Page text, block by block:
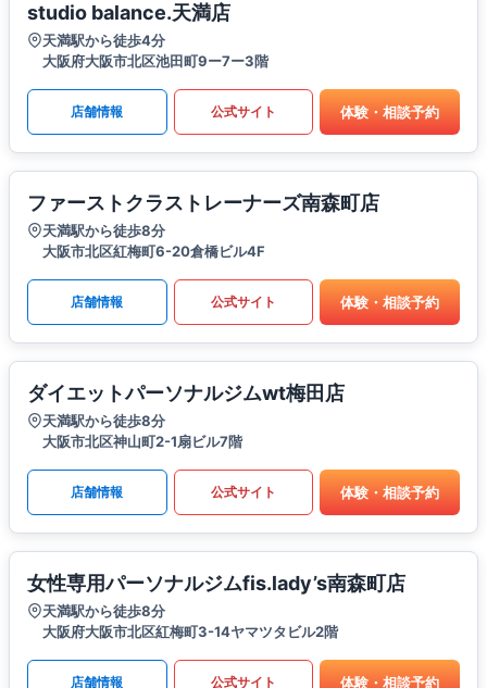
studio balance.天満店
天満駅から徒歩4分
大阪府大阪市北区池田町9ー7ー3階
店舗情報 公式サイト 体験・相談予約
ファーストクラストレーナーズ南森町店
天満駅から徒歩8分
大阪市北区紅梅町6-20倉橋ビル4F
店舗情報 公式サイト 体験・相談予約
ダイエットパーソナルジムwt梅田店
天満駅から徒歩8分
大阪市北区神山町2-1扇ビル7階
店舗情報 公式サイト 体験・相談予約
女性専用パーソナルジムfis.lady’s南森町店
天満駅から徒歩8分
大阪府大阪市北区紅梅町3-14ヤマツタビル2階
店舗情報 公式サイト 体験・相談予約